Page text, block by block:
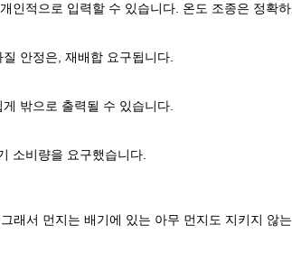
인적으로 입력할 수 있습니다. 온도 조종은 정확
안정은, 재배합 요구됩니다.
밖으로 출력될 수 있습니다.
소비량을 요구했습니다.
래서 먼지는 배기에 있는 아무 먼지도 지키지 않